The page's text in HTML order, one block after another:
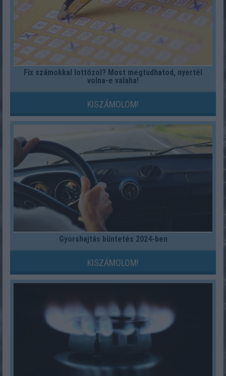
Fix számokkal lottózol? Most megtudhatod, nyertél
volna-e valaha!
KISZÁMOLOM!
Gyorshajtás büntetés 2024-ben
KISZÁMOLOM!